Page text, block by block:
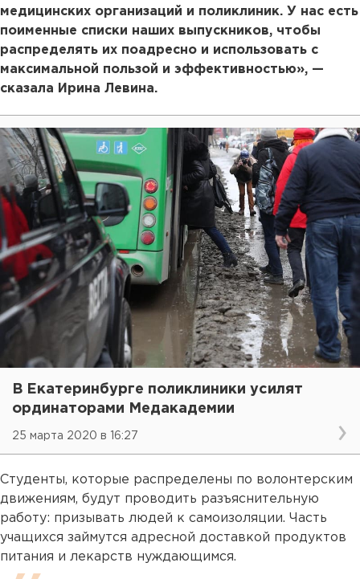
медицинских организаций и поликлиник. У нас есть
поименные списки наших выпускников, чтобы
распределять их поадресно и использовать с
максимальной пользой и эффективностью», —
сказала Ирина Левина.
В Екатеринбурге поликлиники усилят
ординаторами Медакадемии
25 марта 2020 в 16:27
Студенты, которые распределены по волонтерским
движениям, будут проводить разъяснительную
работу: призывать людей к самоизоляции. Часть
учащихся займутся адресной доставкой продуктов
питания и лекарств нуждающимся.